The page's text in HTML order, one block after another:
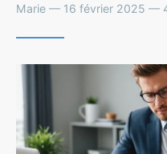
Marie — 16 février 2025 —